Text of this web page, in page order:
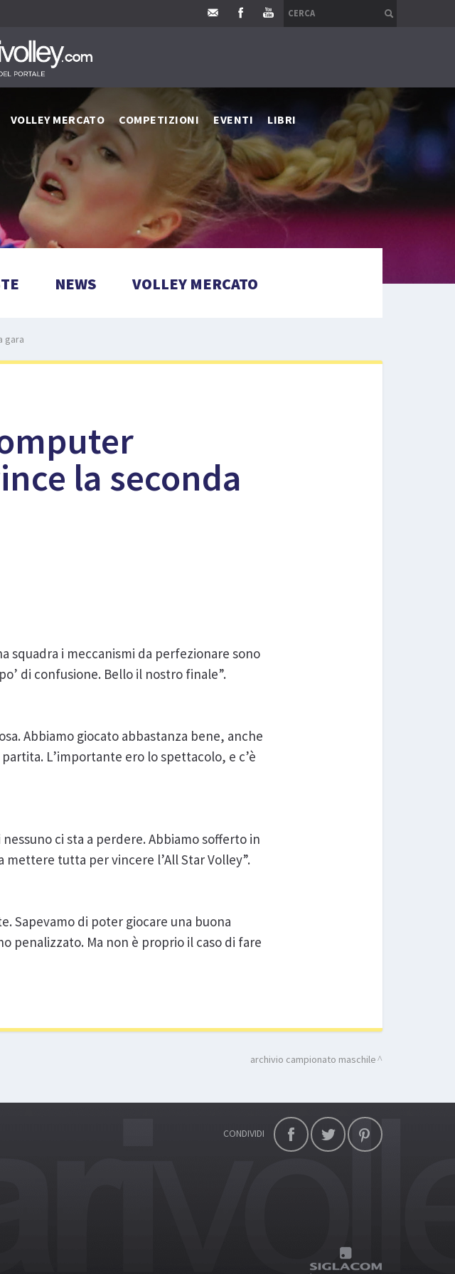
VOLLEY MERCATO COMPETIZIONI EVENTI LIBRI
NEWS VOLLEY MERCATO
gara
la seconda
squadra i meccanismi da perfezionare sono
di confusione. Bello il nostro finale”.
Abbiamo giocato abbastanza bene, anche
L’importante ero lo spettacolo, e c’è
ci sta a perdere. Abbiamo sofferto in
tutta per vincere l’All Star Volley”.
Sapevamo di poter giocare una buona
penalizzato. Ma non è proprio il caso di fare
archivio campionato maschile
CONDIVIDI